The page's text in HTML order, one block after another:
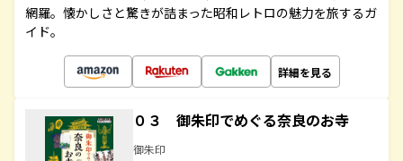
網羅。懐かしさと驚きが詰まった昭和レトロの魅力を旅するガ
イド。
詳細を見る
０３ 御朱印でめぐる奈良のお寺
御朱印